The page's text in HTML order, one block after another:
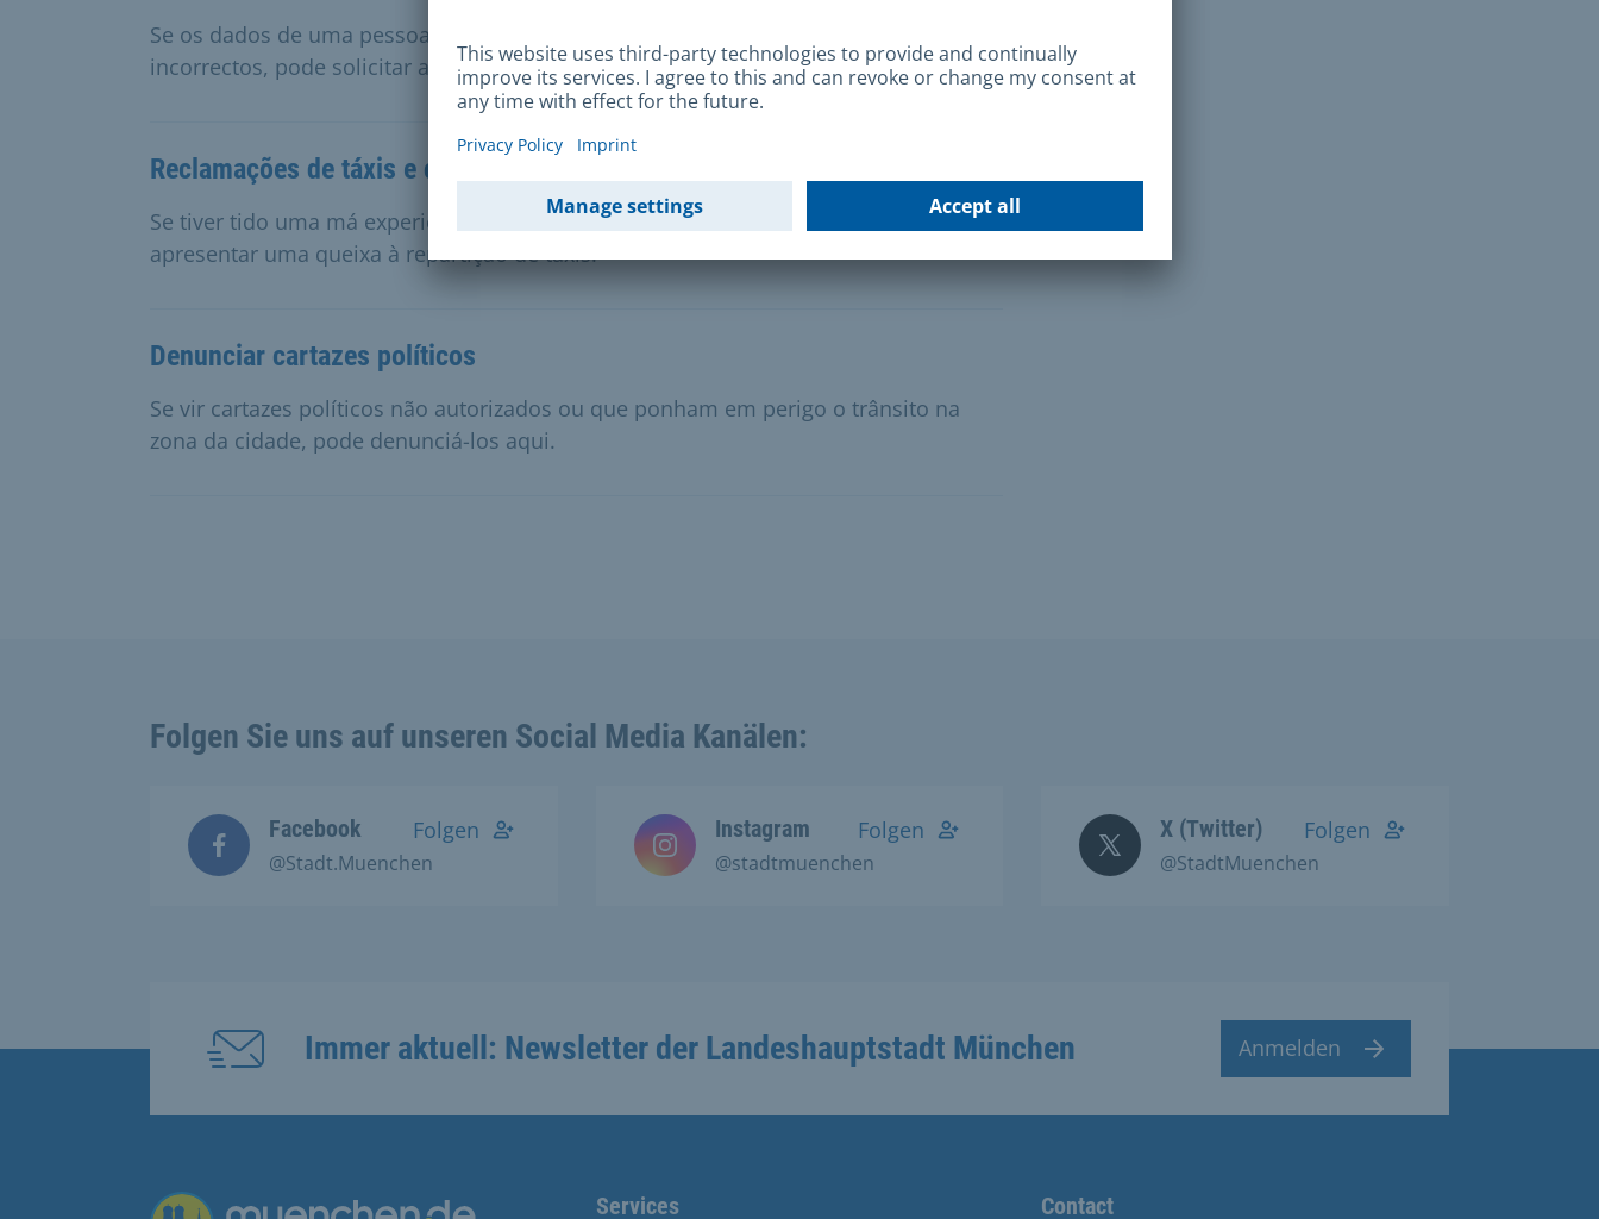
Se os dados de uma pessoa falecida constantes da sua certidão de óbito estiverem
incorrectos, pode solicitar a alteração necessária no registo de óbitos.
Reclamações de táxis e carros de aluguer
Se tiver tido uma má experiência com um táxi ou com um carro alugado, pode
apresentar uma queixa à repartição de táxis.
Denunciar cartazes políticos
Se vir cartazes políticos não autorizados ou que ponham em perigo o trânsito na
zona da cidade, pode denunciá-los aqui.
Folgen Sie uns auf unseren Social Media Kanälen:
Facebook
@Stadt.Muenchen
Folgen Instagram
@stadtmuenchen
Folgen X (Twitter)
@StadtMuenchen
Folgen
Immer aktuell: Newsletter der Landeshauptstadt München Anmelden
Übergreifende Links Services Contact